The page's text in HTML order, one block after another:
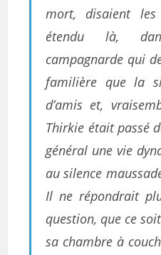
mort, disaient
étendu là,
campagnarde qui
familière que la
d’amis et,
Thirkie était passé
général une vie
au silence
Il ne répondrait
question, que ce
sa chambre à